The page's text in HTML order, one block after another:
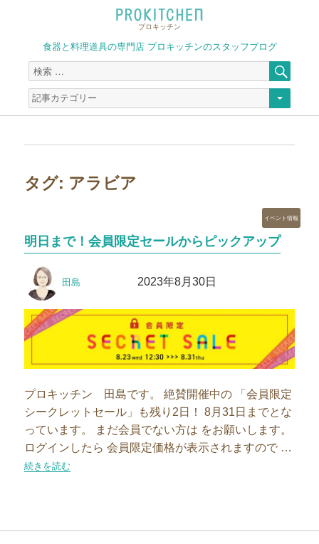
プロキッチン
食器と料理道具の専門店 プロキッチンのスタッフブログ
検
索
対
象:
索
タグ: アラビア
明日まで！会員限定セールからピックアップ
稿
田島 2023年8月30日
カ
テ
ゴ
イベント情報
プロキッチン 田島です。 絶賛開催中の 「会員限定
シークレットセール」も残り2日！ 8月31日までとな
っています。 まだ会員でない方は をお願いします。
ログインしたら 会員限定価格が表示されますので …
“明日まで！会員限定セールからピックアップ”の
続きを読む